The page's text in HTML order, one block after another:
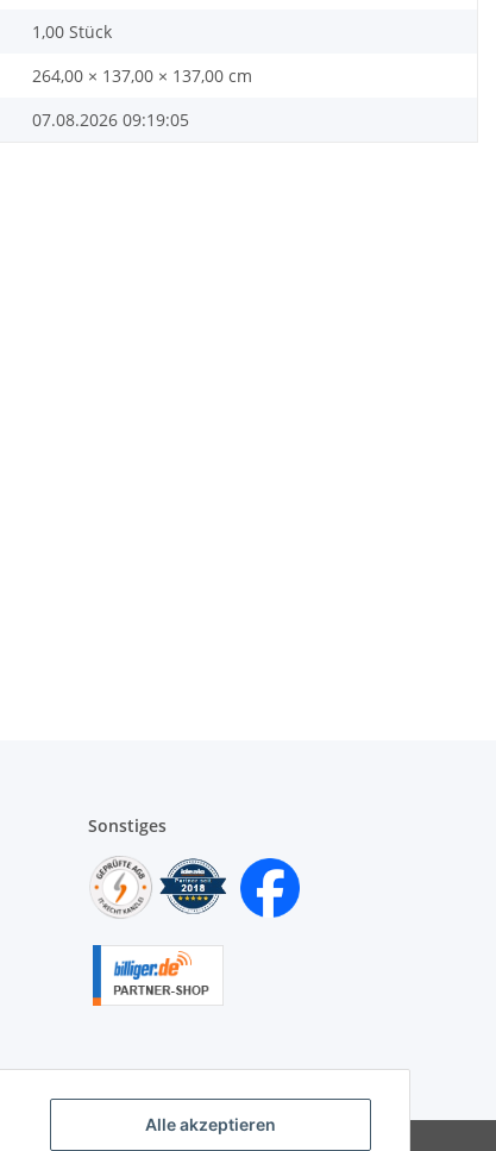
Alle akzeptieren
1,00 Stück
264,00 × 137,00 × 137,00 cm
07.08.2026 09:19:05
Sonstiges